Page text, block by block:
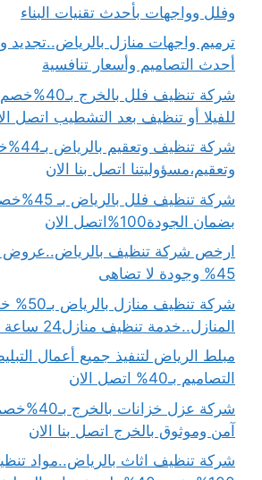
وفلل وواجهات بأحدث تقنيات البناء
ترميم واجهات منازل بالرياض..تجديد
أحدث التصاميم وأسعار تنافسية
شركة تنظيف
للفيلا أو تنظيف بعد التشطيب اتصل
شركة
وتعقيم،مسؤوليتنا اتصل بنا الان
شركة تنظيف
بضمان الجودة100%اتصل الان
ارخص شركة تنظيف
45% وجودة لا تضاهى
شركة
المنازل..خدمة تنظيف منازل24 ساعة اتصل بنا
مبلط الرياض لتنفيذ جميع أعمال
التصاميم بـ40% اتصل الان
شركة عزل
آمن وموثوق بالخرج اتصل بنا الان
شركة تنظيف اثاث بالرياض..مواد